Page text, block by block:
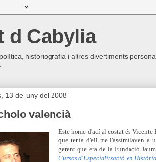
d Cabylia
historiografia i altres divertiments
13 de juny del 2008
valencià
Este home d'ací al costat és Vicente
que tenia d'ell me l'assimilaven a
gerent que era de la Fundació
Cursos d'Especialització en